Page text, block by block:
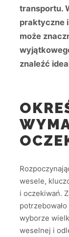
transportu.
praktyczne
może
znaleźć
wesele,
i oczekiwań.
wyborze
weselnej i